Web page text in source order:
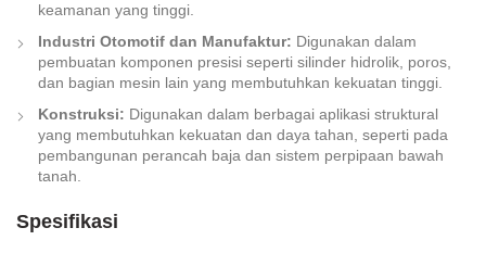
keamanan yang tinggi.
Industri Otomotif dan Manufaktur: Digunakan dalam
pembuatan komponen presisi seperti silinder hidrolik, poros,
dan bagian mesin lain yang membutuhkan kekuatan tinggi.
Konstruksi: Digunakan dalam berbagai aplikasi struktural
yang membutuhkan kekuatan dan daya tahan, seperti pada
pembangunan perancah baja dan sistem perpipaan bawah
tanah.
Spesifikasi